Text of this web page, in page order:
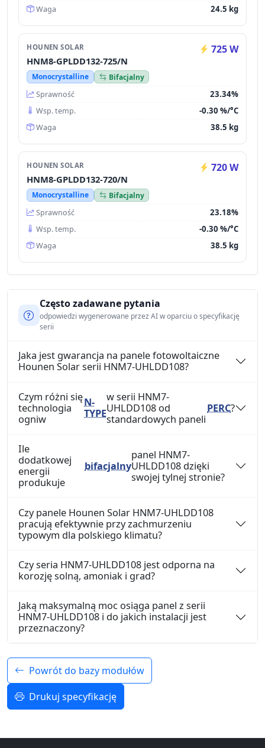
Waga 24.5 kg
HOUNEN SOLAR 725 W
HNM8-GPLDD132-725/N
Monocrystalline
Bifacjalny
Sprawność
23.34%
Wsp. temp. -0.30 %/°C
Waga 38.5 kg
HOUNEN SOLAR 720 W
HNM8-GPLDD132-720/N
Monocrystalline
Bifacjalny
Sprawność
23.18%
Wsp. temp. -0.30 %/°C
Waga 38.5 kg
Często zadawane pytania
odpowiedzi wygenerowane przez AI w oparciu o specyfikację
serii
Jaka jest gwarancja na panele fotowoltaiczne
Hounen Solar serii HNM7-UHLDD108?
Czym różni się
technologia
ogniw
N-
TYPE
w serii HNM7-
UHLDD108 od
standardowych paneli
PERC?
Ile
dodatkowej
energii
produkuje
bifacjalny
panel HNM7-
UHLDD108 dzięki
swojej tylnej stronie?
Czy panele Hounen Solar HNM7-UHLDD108
pracują efektywnie przy zachmurzeniu
typowym dla polskiego klimatu?
Czy seria HNM7-UHLDD108 jest odporna na
korozję solną, amoniak i grad?
Jaką maksymalną moc osiąga panel z serii
HNM7-UHLDD108 i do jakich instalacji jest
przeznaczony?
Powrót do bazy modułów
Drukuj specyfikację